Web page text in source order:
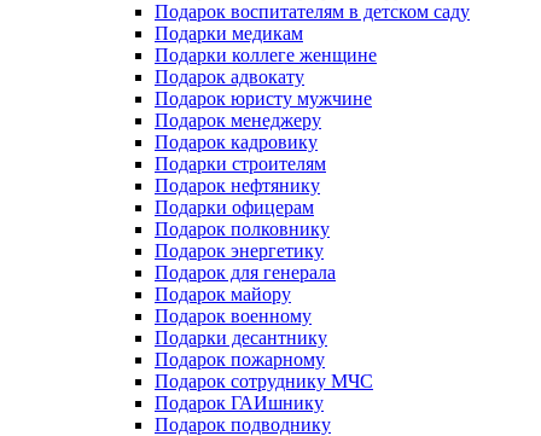
Подарок воспитателям в детском саду
Подарки медикам
Подарки коллеге женщине
Подарок адвокату
Подарок юристу мужчине
Подарок менеджеру
Подарок кадровику
Подарки строителям
Подарок нефтянику
Подарки офицерам
Подарок полковнику
Подарок энергетику
Подарок для генерала
Подарок майору
Подарок военному
Подарки десантнику
Подарок пожарному
Подарок сотруднику МЧС
Подарок ГАИшнику
Подарок подводнику